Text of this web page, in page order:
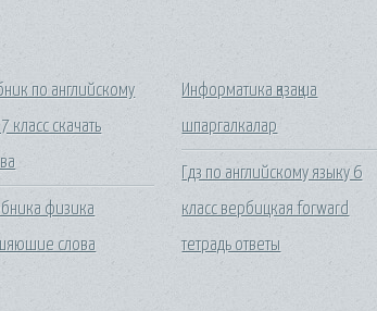
по английскому
класс скачать
физика
слова
Информатика қазақша
шпаргалкалар
Гдз по английскому языку 6
класс вербицкая forward
тетрадь ответы